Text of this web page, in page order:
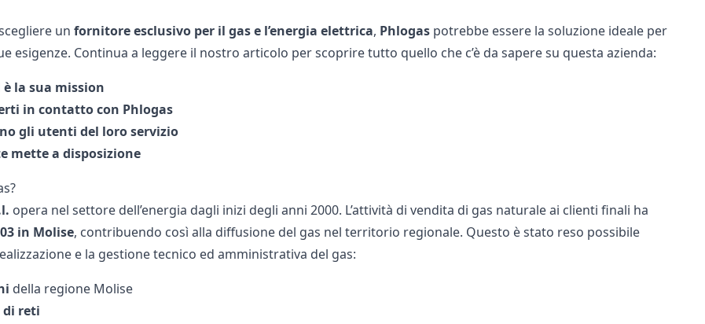
un fornitore esclusivo per il gas e l’energia elettrica, Phlogaspotrebbe essere la soluzione ideale per
esigenze. Continua a leggere il nostro articolo per scoprire tutto quello che c’è da sapere su questa azienda:
è la sua mission
in contatto con Phlogas
gli utenti del loro servizio
mette a disposizione
opera nel settore dell’energia dagli inizi degli anni 2000. L’attività di vendita di gas naturale ai clienti finali ha
in Molise, contribuendo così alla diffusione del gas nel territorio regionale. Questo è stato reso possibile
e la gestione tecnico ed amministrativa del gas:
della regione Molise
di reti